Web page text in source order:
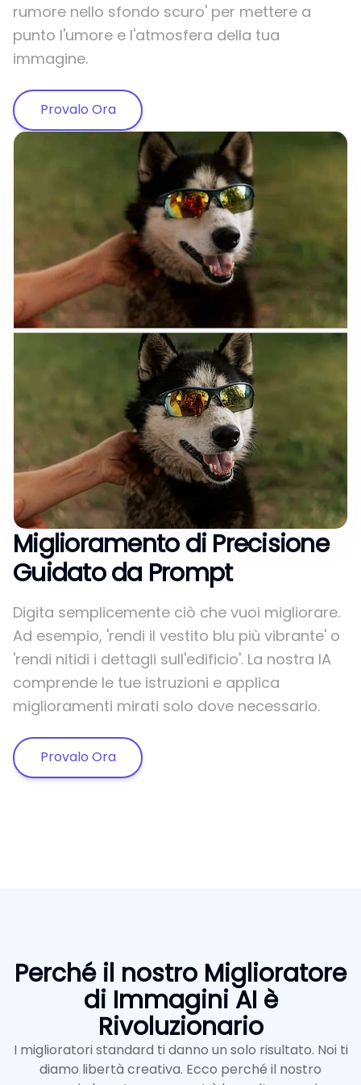
rumore nello sfondo scuro' per mettere a
punto l'umore e l'atmosfera della tua
immagine.
Provalo Ora
Miglioramento di Precisione
Guidato da Prompt
Digita semplicemente ciò che vuoi migliorare.
Ad esempio, 'rendi il vestito blu più vibrante' o
'rendi nitidi i dettagli sull'edificio'. La nostra IA
comprende le tue istruzioni e applica
miglioramenti mirati solo dove necessario.
Provalo Ora
Perché il nostro Miglioratore
di Immagini AI è
Rivoluzionario
I miglioratori standard ti danno un solo risultato. Noi ti
diamo libertà creativa. Ecco perché il nostro